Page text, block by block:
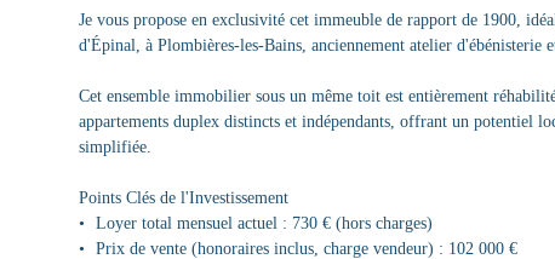
Je vous propose en exclusivité cet immeuble de rapport de 1900,
d'Épinal, à Plombières-les-Bains, anciennement atelier d'ébénisterie
Cet ensemble immobilier sous un même toit est entièrement
appartements duplex distincts et indépendants, offrant un potentiel
simplifiée.
Points Clés de l'Investissement
Loyer total mensuel actuel : 730 € (hors charges)
Prix de vente (honoraires inclus, charge vendeur) : 102 000 €